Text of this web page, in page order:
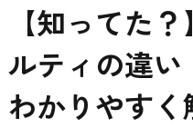
【知ってた
ルティの違
わかりやすく